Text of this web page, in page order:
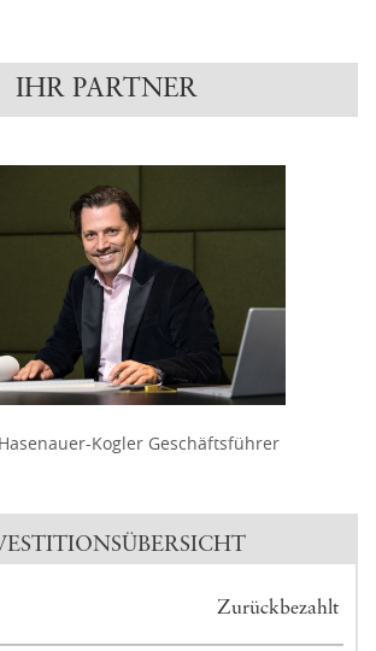
IHR PARTNER
Kogler Geschäftsführer
Zurückbezahlt